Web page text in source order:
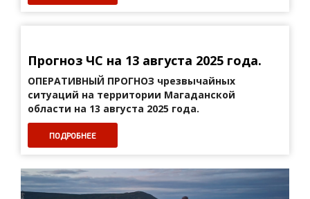
Прогноз ЧС на 13 августа 2025 года.
ОПЕРАТИВНЫЙ ПРОГНОЗ чрезвычайных
ситуаций на территории Магаданской
области на 13 августа 2025 года.
ПОДРОБНЕЕ